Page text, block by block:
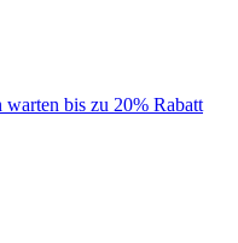
bis zu 20% Rabatt